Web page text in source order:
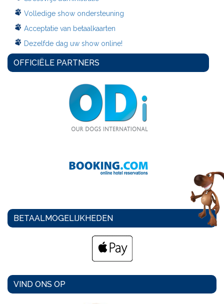
Volledige show ondersteuning
Acceptatie van betaalkaarten
Dezelfde dag uw show online!
OFFICIËLE PARTNERS
BETAALMOGELIJKHEDEN
VIND ONS OP